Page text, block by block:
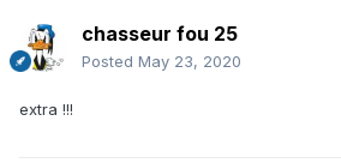
chasseur fou 25
Posted May 23, 2020
extra !!!